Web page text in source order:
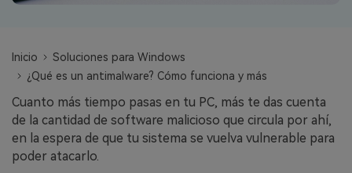
UBackit - Respaldar Datos
Inicio
Soluciones para Windows
¿Qué es un antimalware? Cómo funciona y más
Cuanto más tiempo pasas en tu PC, más te das cuenta
de la cantidad de software malicioso que circula por ahí,
en la espera de que tu sistema se vuelva vulnerable para
poder atacarlo.